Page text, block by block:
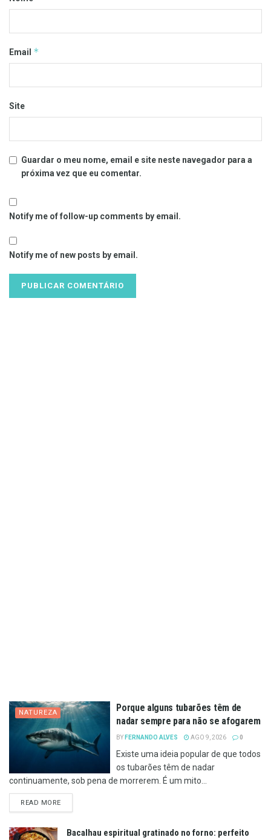
Email *
Site
Guardar o meu nome, email e site neste navegador para a
próxima vez que eu comentar.
Notify me of follow-up comments by email.
Notify me of new posts by email.
NATUREZA
Porque alguns tubarões têm de
nadar sempre para não se afogarem
BY FERNANDO ALVES AGO 9, 2026 0
Existe uma ideia popular de que todos
os tubarões têm de nadar
continuamente, sob pena de morrerem. É um mito...
READ MOREDETAILS
Bacalhau espiritual gratinado no forno: perfeito